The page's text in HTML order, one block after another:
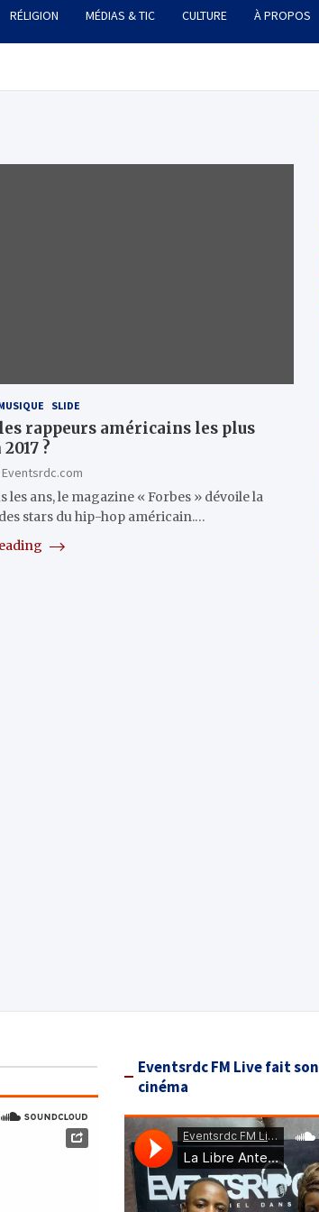
RÉLIGION MÉDIAS & TIC CULTURE À PROPOS
SLIDE
rappeurs américains les plus
?
Eventsrdc.com
les ans, le magazine « Forbes » dévoile la
stars du hip-hop américain.…
Eventsrdc FM Live fait son
cinéma